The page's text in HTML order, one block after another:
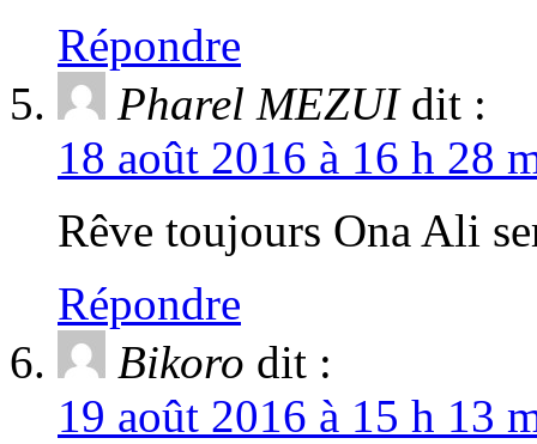
Répondre
Pharel MEZUI dit :
18 août 2016 à 16 h 28
Rêve toujours Ona Ali
Répondre
Bikoro dit :
19 août 2016 à 15 h 13